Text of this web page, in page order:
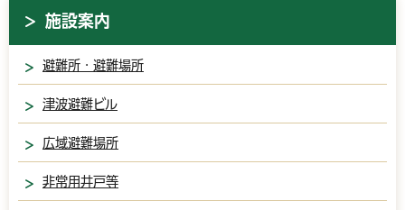
施設案内
避難所・避難場所
津波避難ビル
広域避難場所
非常用井戸等